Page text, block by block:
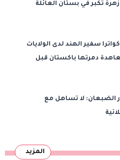
تكبر في بستان العائلة
سفير الهند لدى الولايات
دمرتها باكستان قبل
الضبعان: لا تساهل مع
المزيد